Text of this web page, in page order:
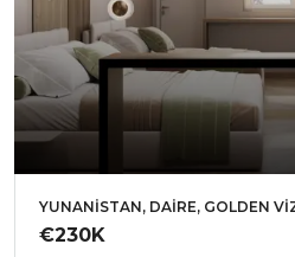
YUNANISTAN, DAIRE, GOLDEN
€230K